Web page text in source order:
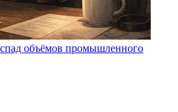
объёмов промышленного